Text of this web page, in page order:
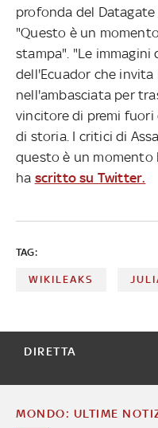
profonda del
"Questo è un
stampa". "Le immagini
dell'Ecuador che
nell'ambasciata per
vincitore di premi
di storia. I critici di
questo è un momento
ha scritto su Twitter.
TAG:
WIKILEAKS
DIRETTA
MONDO: ULTIME